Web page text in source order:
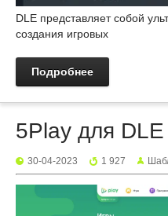
DLE представляет собой
создания игровых
Подробнее
5Play для
30-04-2023 1 927